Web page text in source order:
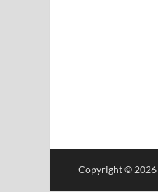
Copyright © 2026